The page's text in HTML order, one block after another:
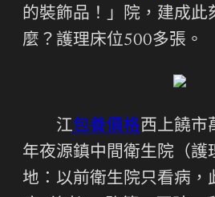
的裝飾品！」院，建成此
麼？護理床位500多張。
江包養價格西上饒市
年夜源鎮中間衛生院（護
地：以前衛生院只看病，